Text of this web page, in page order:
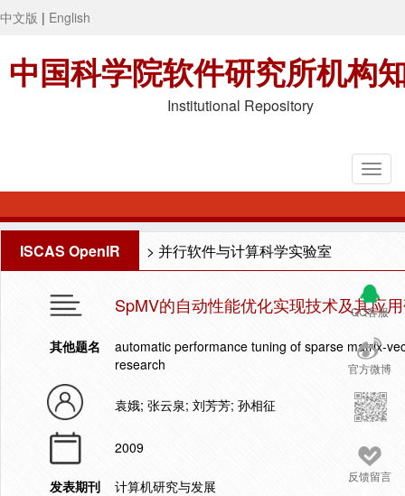
中文版 | English
中国科学院软件研究所机构
Institutional Repository
ISCAS OpenIR > 并行软件与计算科学实验室
QQ客服
官方微博
反馈留言
SpMV的自动性能优化实现技术及其应
其他题名
automatic performance tuning of sparse matrix-
research
袁娥; 张云泉; 刘芳芳; 孙相征
2009
发表期刊
计算机研究与发展